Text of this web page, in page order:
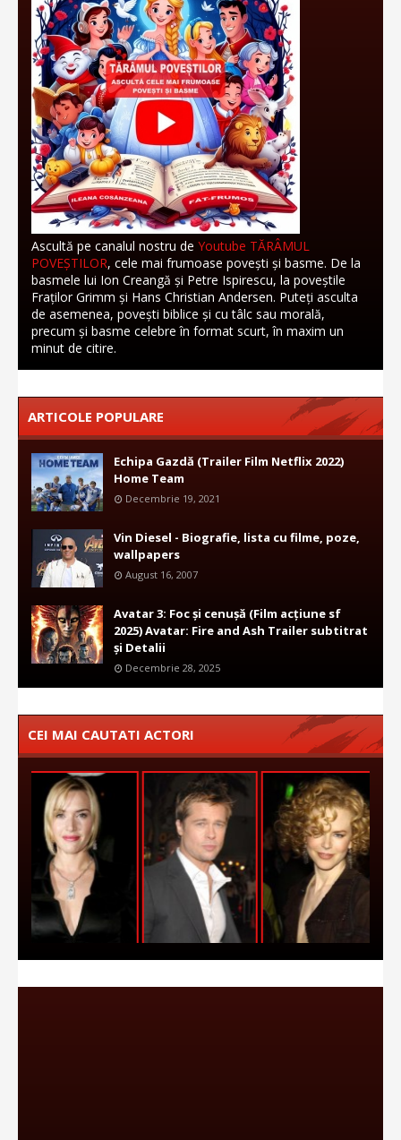
Ascultă pe canalul nostru de Youtube TĂRÂMUL
POVEȘTILOR, cele mai frumoase povești și basme. De la
basmele lui Ion Creangă și Petre Ispirescu, la poveștile
Fraților Grimm și Hans Christian Andersen. Puteți asculta
de asemenea, povești biblice și cu tâlc sau morală,
precum și basme celebre în format scurt, în maxim un
minut de citire.
ARTICOLE POPULARE
Echipa Gazdă (Trailer Film Netflix 2022)
Home Team
Decembrie 19, 2021
Vin Diesel - Biografie, lista cu filme, poze,
wallpapers
August 16, 2007
Avatar 3: Foc și cenușă (Film acțiune sf
2025) Avatar: Fire and Ash Trailer subtitrat
și Detalii
Decembrie 28, 2025
CEI MAI CAUTATI ACTORI